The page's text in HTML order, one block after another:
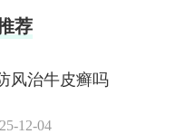
荐
风治牛皮癣吗
12-04